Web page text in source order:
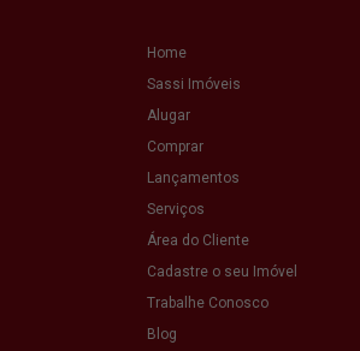
Home
Sassi Imóveis
Alugar
Comprar
Lançamentos
Serviços
Área do Cliente
Cadastre o seu Imóvel
Trabalhe Conosco
Blog